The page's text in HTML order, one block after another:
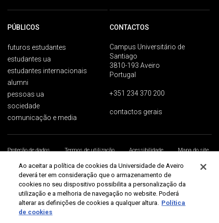
PÚBLICOS
futuros estudantes
estudantes ua
estudantes internacionais
alumni
pessoas ua
sociedade
comunicação e media
CONTACTOS
Campus Universitário de
Santiago
3810-193 Aveiro
Portugal
+351 234 370 200
contactos gerais
Proteção de dados Termos de utilização Acessibilidade
Mapa do site
Universidade de Aveiro 2026
Ao aceitar a política de cookies da Universidade de Aveiro
deverá ter em consideração que o armazenamento de
cookies no seu dispositivo possibilita a personalização da
utilização e a melhoria de navegação no website. Poderá
alterar as definições de cookies a qualquer altura. Política
de cookies